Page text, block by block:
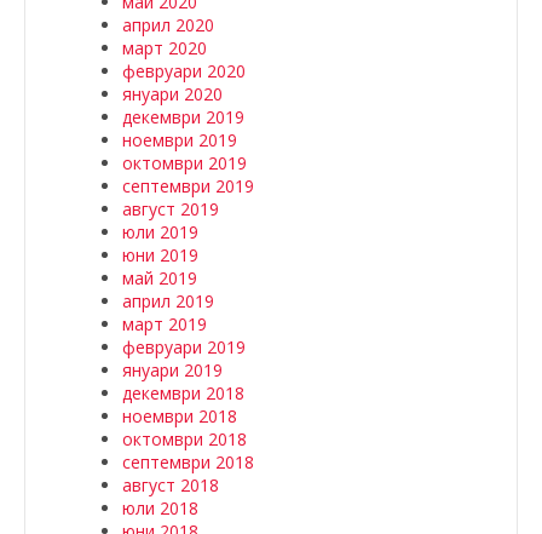
април 2020
март 2020
февруари 2020
януари 2020
декември 2019
ноември 2019
октомври 2019
септември 2019
август 2019
юли 2019
юни 2019
май 2019
април 2019
март 2019
февруари 2019
януари 2019
декември 2018
ноември 2018
октомври 2018
септември 2018
август 2018
юли 2018